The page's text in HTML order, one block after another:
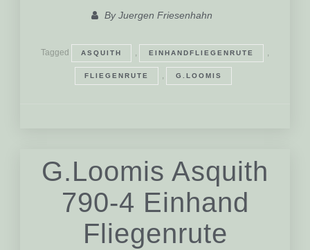
ByJuergen Friesenhahn
Tagged ASQUITH , EINHANDFLIEGENRUTE ,
FLIEGENRUTE , G.LOOMIS
G.Loomis Asquith
790-4 Einhand
Fliegenrute